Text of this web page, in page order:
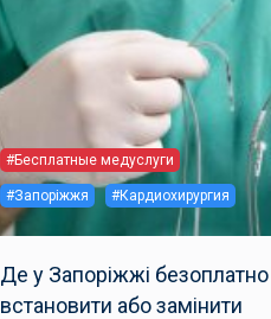
#Бесплатные медуслуги
#Запоріжжя #Кардиохирургия
Де у Запоріжжі безоплатно
встановити або замінити